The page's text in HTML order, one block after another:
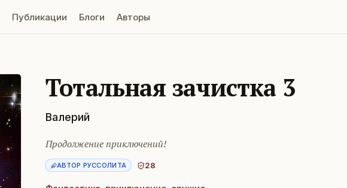
Публикации Блоги Авторы
Тотальная зачистка 3
Валерий
Продолжение приключений!
АВТОР РУССОЛИТА 28